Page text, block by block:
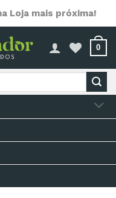
Loja mais próxima!
0